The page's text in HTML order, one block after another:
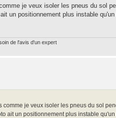
je veux isoler les pneus du sol
un positionnement plus instable
de l'avis d'un expert
comme je veux isoler les pneus du sol
ait un positionnement plus instable